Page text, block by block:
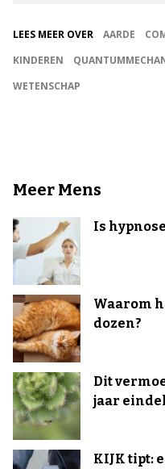
LEES MEER OVER AARDE
KINDEREN
WETENSCHAP
Meer Mens
Is
Waarom
dozen?
Dit
jaar
KIJK tipt: